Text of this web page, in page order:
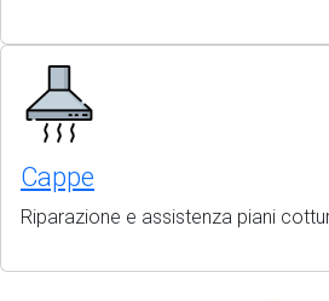
Cappe
Riparazione e assistenza piani